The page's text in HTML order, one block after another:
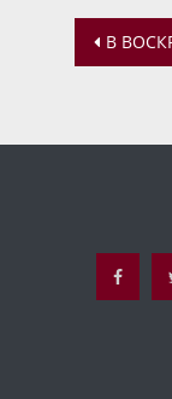
В ВОСКРЕСНОЙ ШКОЛЕ